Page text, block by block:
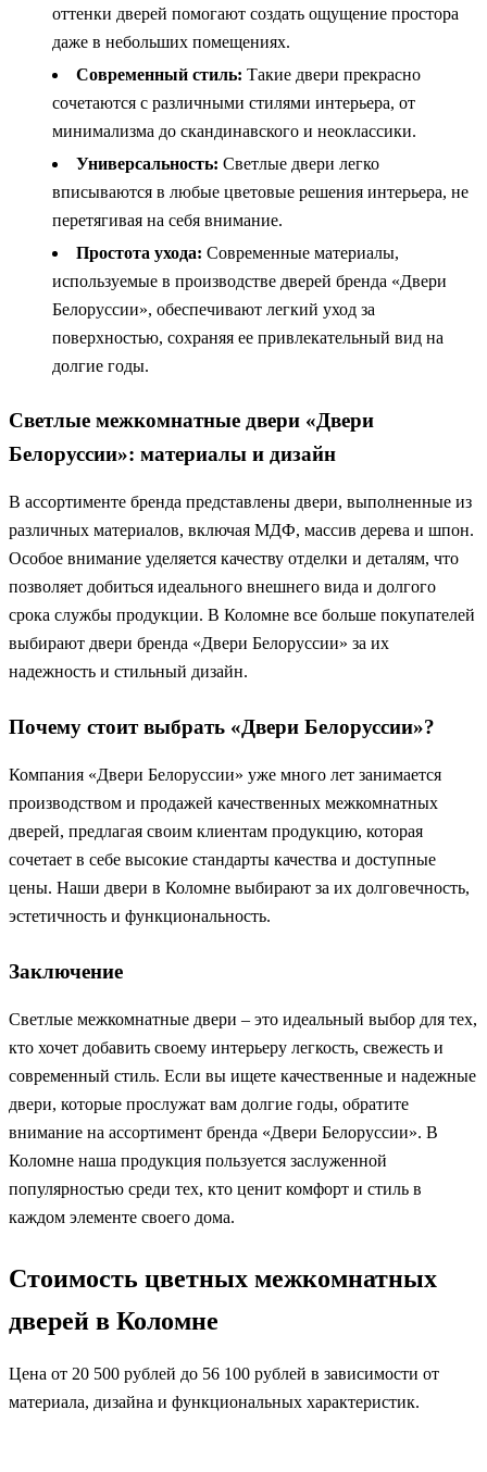
оттенки дверей помогают создать ощущение простора
даже в небольших помещениях.
Современный стиль: Такие двери прекрасно
сочетаются с различными стилями интерьера, от
минимализма до скандинавского и неоклассики.
Универсальность: Светлые двери легко
вписываются в любые цветовые решения интерьера, не
перетягивая на себя внимание.
Простота ухода: Современные материалы,
используемые в производстве дверей бренда «Двери
Белоруссии», обеспечивают легкий уход за
поверхностью, сохраняя ее привлекательный вид на
долгие годы.
Светлые межкомнатные двери «Двери
Белоруссии»: материалы и дизайн
В ассортименте бренда представлены двери, выполненные из
различных материалов, включая МДФ, массив дерева и шпон.
Особое внимание уделяется качеству отделки и деталям, что
позволяет добиться идеального внешнего вида и долгого
срока службы продукции. В Коломне все больше покупателей
выбирают двери бренда «Двери Белоруссии» за их
надежность и стильный дизайн.
Почему стоит выбрать «Двери Белоруссии»?
Компания «Двери Белоруссии» уже много лет занимается
производством и продажей качественных межкомнатных
дверей, предлагая своим клиентам продукцию, которая
сочетает в себе высокие стандарты качества и доступные
цены. Наши двери в Коломне выбирают за их долговечность,
эстетичность и функциональность.
Заключение
Светлые межкомнатные двери – это идеальный выбор для тех,
кто хочет добавить своему интерьеру легкость, свежесть и
современный стиль. Если вы ищете качественные и надежные
двери, которые прослужат вам долгие годы, обратите
внимание на ассортимент бренда «Двери Белоруссии». В
Коломне наша продукция пользуется заслуженной
популярностью среди тех, кто ценит комфорт и стиль в
каждом элементе своего дома.
Стоимость цветных межкомнатных
дверей в Коломне
Цена от 20 500 рублей до 56 100 рублей в зависимости от
материала, дизайна и функциональных характеристик.